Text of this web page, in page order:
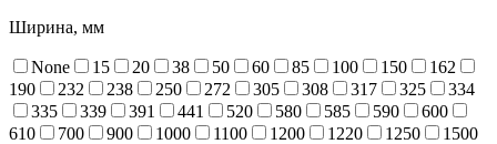
Ширина, мм
None 15 20 38 50 60 85 100 150
162
190
232 238 250 272 305 308 317 325
334
335
339 391 441 520 580 585 590
600
610
700 900 1000 1100 1200 1220 1250
1500